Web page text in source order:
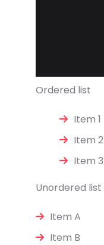
Ordered list
Item 1
Item 2
Item 3
Unordered list
Item A
Item B